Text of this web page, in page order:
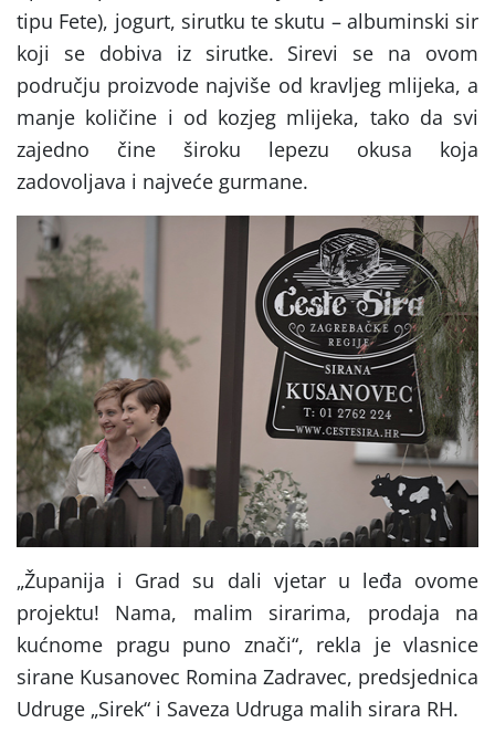
tipu Fete), jogurt, sirutku te skutu – albuminski sir
koji se dobiva iz sirutke. Sirevi se na ovom
području proizvode najviše od kravljeg mlijeka, a
manje količine i od kozjeg mlijeka, tako da svi
zajedno čine široku lepezu okusa koja
zadovoljava i najveće gurmane.
„Županija i Grad su dali vjetar u leđa ovome
projektu! Nama, malim sirarima, prodaja na
kućnome pragu puno znači“, rekla je vlasnice
sirane Kusanovec Romina Zadravec, predsjednica
Udruge „Sirek“ i Saveza Udruga malih sirara RH.